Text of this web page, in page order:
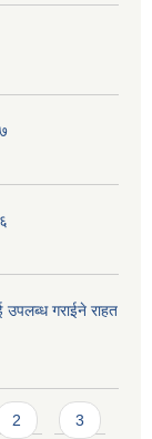
उपलब्ध गराईने राहत
2 3